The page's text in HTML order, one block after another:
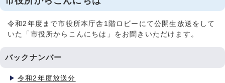
令和2年度まで市役所本庁舎1階ロビーにて公開生放送をして
いた「市役所からこんにちは」をお聞きいただけます。
バックナンバー
令和2年度放送分